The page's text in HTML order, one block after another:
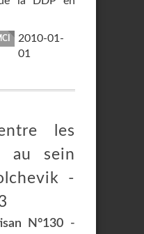
2010-01-
01
les
au sein
-
N°130 -